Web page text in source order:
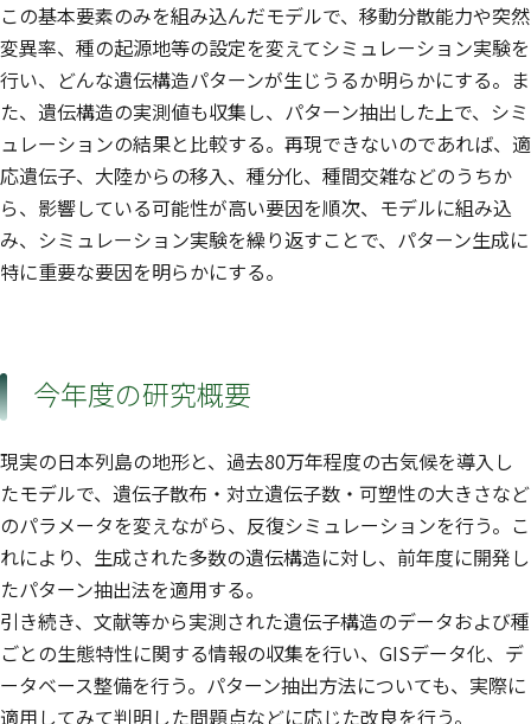
この基本要素のみを組み込んだモデルで、移動分散能力や突然
変異率、種の起源地等の設定を変えてシミュレーション実験を
行い、どんな遺伝構造パターンが生じうるか明らかにする。ま
た、遺伝構造の実測値も収集し、パターン抽出した上で、シミ
ュレーションの結果と比較する。再現できないのであれば、適
応遺伝子、大陸からの移入、種分化、種間交雑などのうちか
ら、影響している可能性が高い要因を順次、モデルに組み込
み、シミュレーション実験を繰り返すことで、パターン生成に
特に重要な要因を明らかにする。
今年度の研究概要
現実の日本列島の地形と、過去80万年程度の古気候を導入し
たモデルで、遺伝子散布・対立遺伝子数・可塑性の大きさなど
のパラメータを変えながら、反復シミュレーションを行う。こ
れにより、生成された多数の遺伝構造に対し、前年度に開発し
たパターン抽出法を適用する。
引き続き、文献等から実測された遺伝子構造のデータおよび種
ごとの生態特性に関する情報の収集を行い、GISデータ化、デ
ータベース整備を行う。パターン抽出方法についても、実際に
適用してみて判明した問題点などに応じた改良を行う。